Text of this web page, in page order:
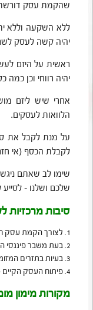
שהקמת עסק
ללא השקעה וללא
יהיה קשה לעסק
ראשית על היזם
יהיה רווחי וכן
אחרי שיש ליזם
הלוואות לעסקים.
על מנת לקבל את
לקבלת הכסף (אי
שימו לב שאתם
שלכם ושלנו –
סיבות מרכזיות
לצורך הקמת עסק
בעת משבר פיננסי
בעיות בתזרים
פיתוח העסק
מקורות מימון